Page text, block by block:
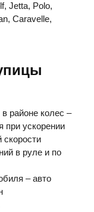
, Jetta, Polo,
, Caravelle,
районе колес –
при ускорении
скорости
в руле и по
– авто